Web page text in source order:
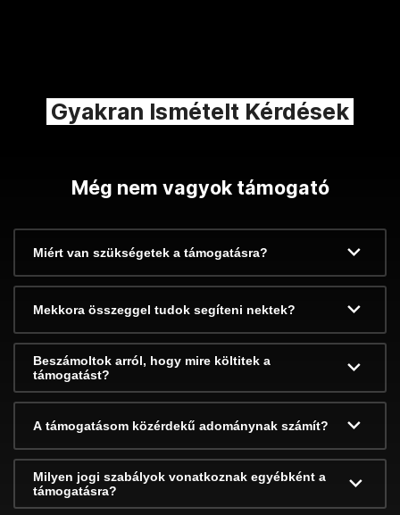
Gyakran Ismételt Kérdések
Még nem vagyok támogató
Miért van szükségetek a támogatásra?
Mekkora összeggel tudok segíteni nektek?
Beszámoltok arról, hogy mire költitek a
támogatást?
A támogatásom közérdekű adománynak számít?
Milyen jogi szabályok vonatkoznak egyébként a
támogatásra?